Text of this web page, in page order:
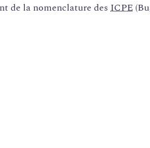
de la nomenclature des ICPE